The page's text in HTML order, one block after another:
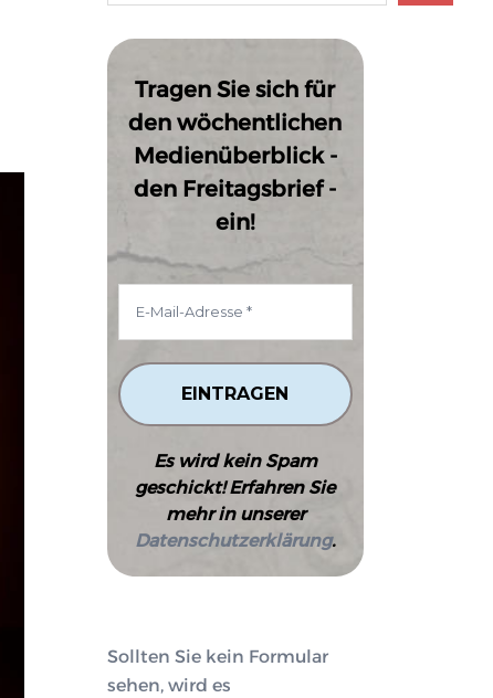
Tragen Sie sich für
den wöchentlichen
Medienüberblick -
den Freitagsbrief -
ein!
Es wird kein Spam
geschickt! Erfahren Sie
mehr in unserer
Datenschutzerklärung.
Sollten Sie kein Formular
sehen, wird es